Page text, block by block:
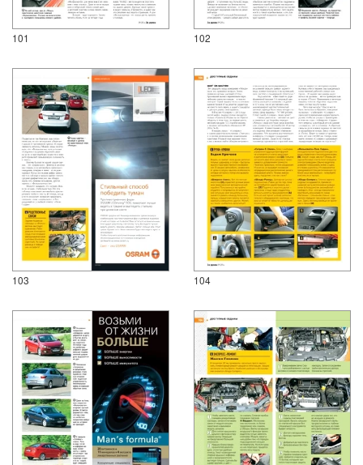
101 102
103 104